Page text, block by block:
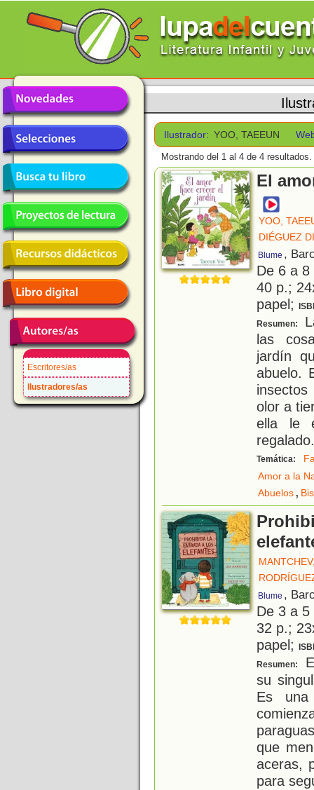
Escritores/as
Ilustradores/as
Ilustrador: YOO, TAEEUN
Mostrando del 1 al 4 de 4 resultados.
El
YOO,
DIÉGUEZ
Blume ,
De 6 a
40 p.;
papel;
Resumen:
las
jardín
abuelo.
olor a
ella le
regalado
Temática:
Amor a la
Abuelos,
Blume ,
De 3 a
32 p.;
papel;
Resumen:
su
Es
que
aceras,
para